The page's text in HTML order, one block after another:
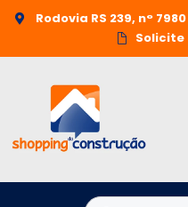
Rodovia RS 239, n°
Solicite